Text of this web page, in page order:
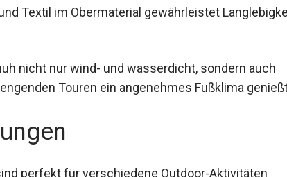
Textil im Obermaterial gewährleistet
nicht nur wind- und wasserdicht, sondern auch
Touren ein angenehmes Fußklima